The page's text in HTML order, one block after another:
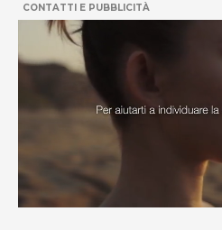
CONTATTI E PUBBLICITÀ
HOME
NEWSLETTER
ORDER
PRIVACY POLICY
Sito Web sviluppato da
Cambia impostazioni della privacy